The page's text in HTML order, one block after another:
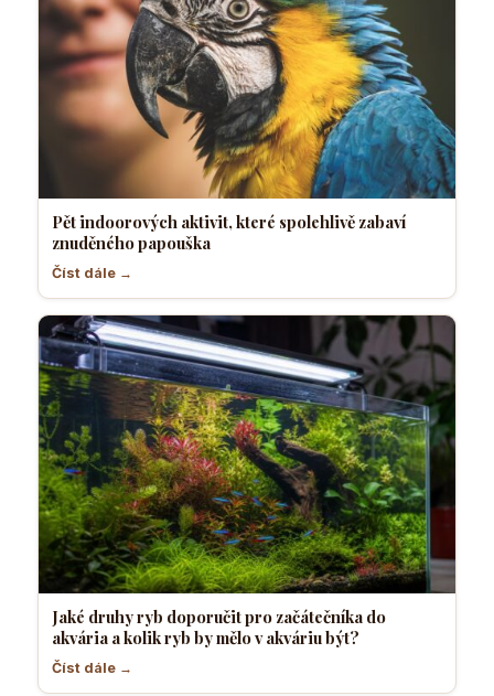
Pět indoorových aktivit, které spolehlivě zabaví
znuděného papouška
Číst dále →
Jaké druhy ryb doporučit pro začátečníka do
akvária a kolik ryb by mělo v akváriu být?
Číst dále →